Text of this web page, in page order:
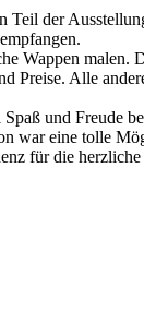
der
Wappen
Alle
und Freude
war eine tolle
für die